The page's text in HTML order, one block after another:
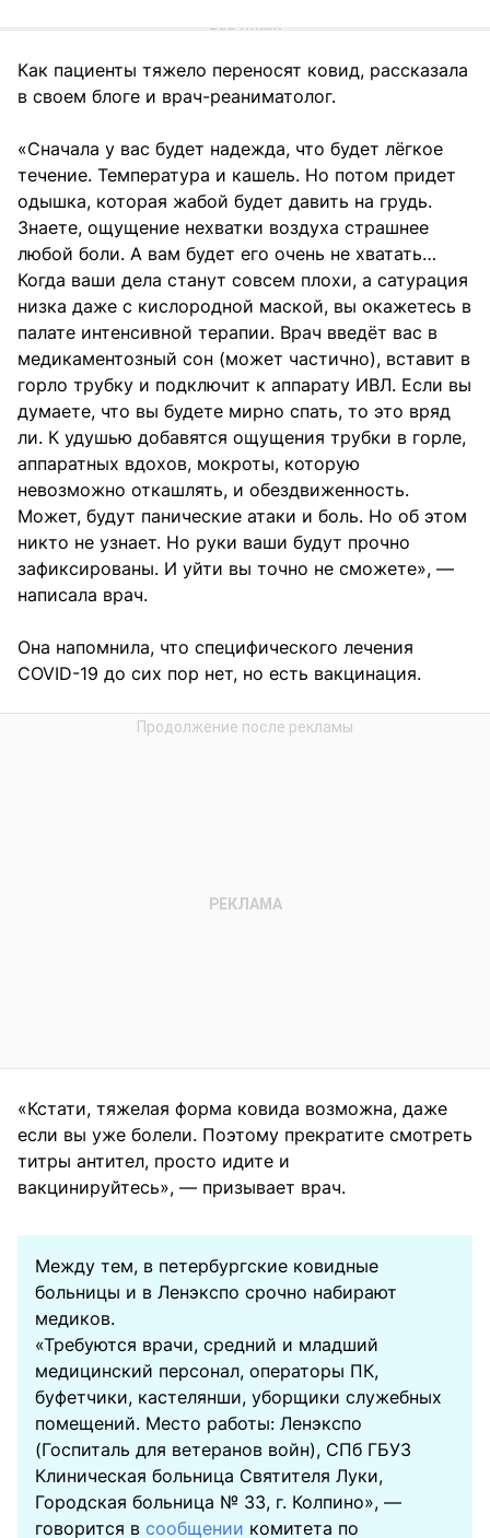
Как пациенты тяжело переносят ковид, рассказала
в своем блоге и врач-реаниматолог.
«Сначала у вас будет надежда, что будет лёгкое
течение. Температура и кашель. Но потом придет
одышка, которая жабой будет давить на грудь.
Знаете, ощущение нехватки воздуха страшнее
любой боли. А вам будет его очень не хватать…
Когда ваши дела станут совсем плохи, а сатурация
низка даже с кислородной маской, вы окажетесь в
палате интенсивной терапии. Врач введёт вас в
медикаментозный сон (может частично), вставит в
горло трубку и подключит к аппарату ИВЛ. Если вы
думаете, что вы будете мирно спать, то это вряд
ли. К удушью добавятся ощущения трубки в горле,
аппаратных вдохов, мокроты, которую
невозможно откашлять, и обездвиженность.
Может, будут панические атаки и боль. Но об этом
никто не узнает. Но руки ваши будут прочно
зафиксированы. И уйти вы точно не сможете», —
написала врач.
Она напомнила, что специфического лечения
COVID-19 до сих пор нет, но есть вакцинация.
«Кстати, тяжелая форма ковида возможна, даже
если вы уже болели. Поэтому прекратите смотреть
титры антител, просто идите и
вакцинируйтесь», — призывает врач.
Между тем, в петербургские ковидные
больницы и в Ленэкспо срочно набирают
медиков.
«Требуются врачи, средний и младший
медицинский персонал, операторы ПК,
буфетчики, кастелянши, уборщики служебных
помещений. Место работы: Ленэкспо
(Госпиталь для ветеранов войн), СПб ГБУЗ
Клиническая больница Святителя Луки,
Городская больница № 33, г. Колпино», —
говорится в сообщении комитета по